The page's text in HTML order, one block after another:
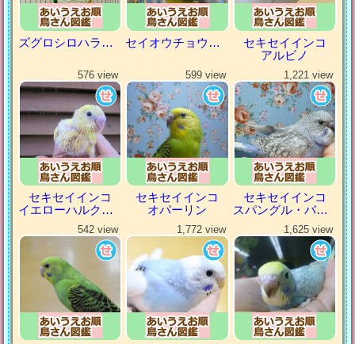
ズグロシロハラインコ セイオウチョウ（青黄鳥）
セキセイインコ
アルビノ
576 view
セキセイインコ
イエローハルクイン
599 view
セキセイインコ
オパーリン
1,221 view
セキセイインコ
スパングル・バイオレット
542 view 1,772 view 1,625 view